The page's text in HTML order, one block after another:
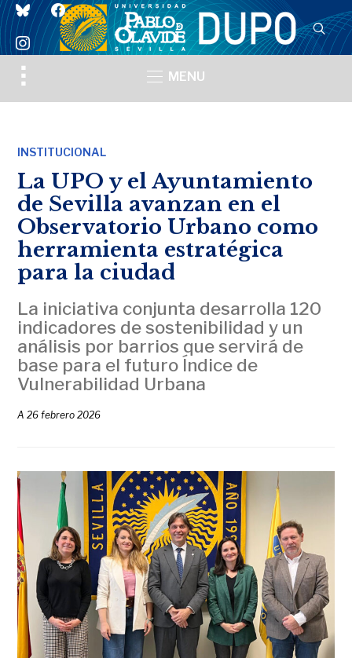
blueskyfacebook
instagram
Toggle
sidebar
MENU
INSTITUCIONAL
La UPO y el Ayuntamiento
de Sevilla avanzan en el
Observatorio Urbano como
herramienta estratégica
para la ciudad
La iniciativa conjunta desarrolla 120
indicadores de sostenibilidad y un
análisis por barrios que servirá de
base para el futuro Índice de
Vulnerabilidad Urbana
A26 febrero 2026